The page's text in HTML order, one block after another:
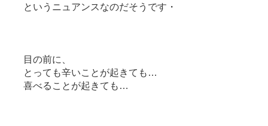
というニュアンスなのだそうです・
目の前に、
とっても辛いことが起きても…
喜べることが起きても…